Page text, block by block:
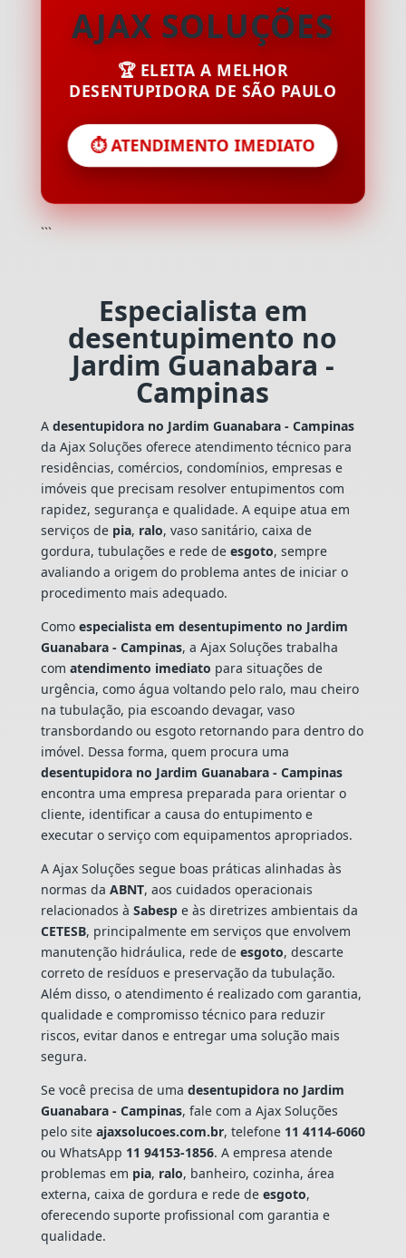
AJAX SOLUÇÕES
🏆 ELEITA A MELHOR
DESENTUPIDORA DE SÃO PAULO
⏱️ ATENDIMENTO IMEDIATO
```
Especialista em
desentupimento no
Jardim Guanabara -
Campinas
A desentupidora no Jardim Guanabara - Campinas
da Ajax Soluções oferece atendimento técnico para
residências, comércios, condomínios, empresas e
imóveis que precisam resolver entupimentos com
rapidez, segurança e qualidade. A equipe atua em
serviços de pia, ralo, vaso sanitário, caixa de
gordura, tubulações e rede de esgoto, sempre
avaliando a origem do problema antes de iniciar o
procedimento mais adequado.
Como especialista em desentupimento no Jardim
Guanabara - Campinas, a Ajax Soluções trabalha
com atendimento imediato para situações de
urgência, como água voltando pelo ralo, mau cheiro
na tubulação, pia escoando devagar, vaso
transbordando ou esgoto retornando para dentro do
imóvel. Dessa forma, quem procura uma
desentupidora no Jardim Guanabara - Campinas
encontra uma empresa preparada para orientar o
cliente, identificar a causa do entupimento e
executar o serviço com equipamentos apropriados.
A Ajax Soluções segue boas práticas alinhadas às
normas da ABNT, aos cuidados operacionais
relacionados à Sabespe às diretrizes ambientais da
CETESB, principalmente em serviços que envolvem
manutenção hidráulica, rede de esgoto, descarte
correto de resíduos e preservação da tubulação.
Além disso, o atendimento é realizado com garantia,
qualidade e compromisso técnico para reduzir
riscos, evitar danos e entregar uma solução mais
segura.
Se você precisa de uma desentupidora no Jardim
Guanabara - Campinas, fale com a Ajax Soluções
pelo site ajaxsolucoes.com.br, telefone 11 4114-6060
ou WhatsApp 11 94153-1856. A empresa atende
problemas em pia, ralo, banheiro, cozinha, área
externa, caixa de gordura e rede de esgoto,
oferecendo suporte profissional com garantia e
qualidade.